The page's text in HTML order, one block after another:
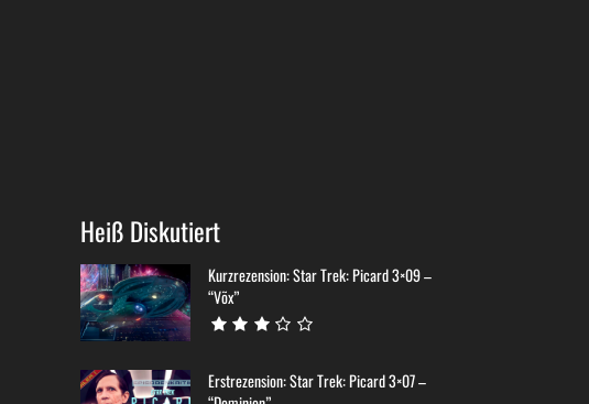
Heiß Diskutiert
Kurzrezension: Star Trek: Picard 3×09 –
“Võx”
Erstrezension: Star Trek: Picard 3×07 –